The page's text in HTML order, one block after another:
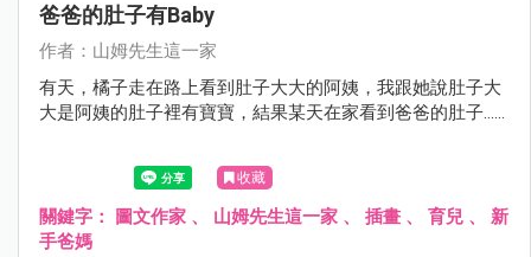
爸爸的肚子有baby
作者：山姆先生這一家
有天，橘子走在路上看到肚子大大的阿姨，我跟她說肚子大
大是阿姨的肚子裡有寶寶，結果某天在家看到爸爸的肚子......
收藏
關鍵字： 圖文作家 、 山姆先生這一家 、 插畫 、 育兒 、 新
手爸媽